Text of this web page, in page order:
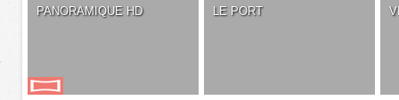
PANORAMIQUE HD LE PORT